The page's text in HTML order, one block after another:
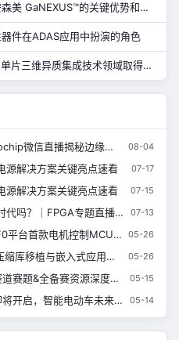
覆盖 40-1200V！一文拆解安森美 GaNEXUS™的关键优势和应用
件在ADAS应用中扮演的角色
微电子所在面向视觉AI芯片的单片三维异质集成技术领域取得进展
播揭秘边缘端人脸识别新方案 08-04
源解决方案关键亮点速看 07-17
源解决方案关键亮点速看 07-15
｜FPGA专题直播为您解惑 07-13
控制MCU—G32F031互动答疑汇总 05-26
应用（开源软件包移植专题第2期） 05-26
题&全备赛资源深度解析 05-15
启，智能电动车未来已至 05-14